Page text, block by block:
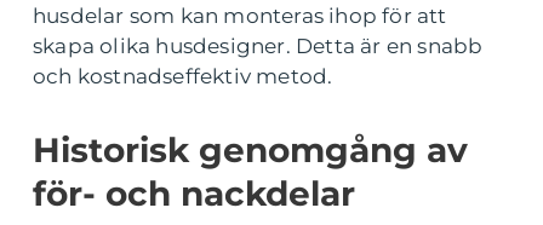
husdelar som kan monteras ihop för att
skapa olika husdesigner. Detta är en snabb
och kostnadseffektiv metod.
Historisk genomgång av
för- och nackdelar